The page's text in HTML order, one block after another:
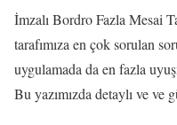
İmzalı Bordro Fazla Mesai
tarafımıza en çok sorulan
uygulamada da en fazla
Bu yazımızda detaylı ve ve